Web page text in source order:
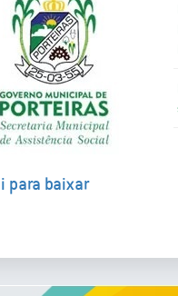
para baixar